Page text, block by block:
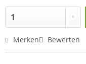
Merken Bewerten